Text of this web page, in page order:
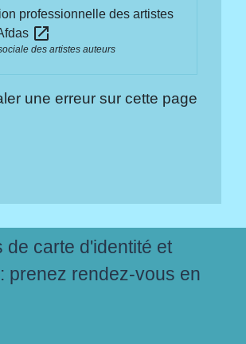
professionnelle des artistes
open_in_new
des artistes auteurs
une erreur sur cette page
de carte d'identité et
prenez rendez-vous en